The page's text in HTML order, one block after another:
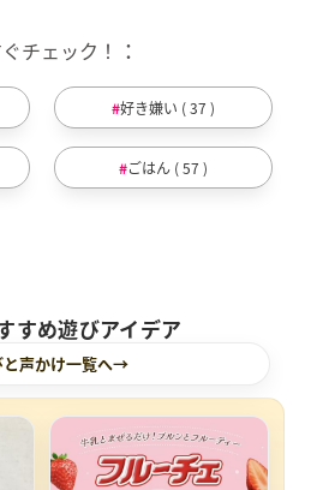
チェック！
好き嫌い ( 37 )
ごはん ( 57 )
すめ遊びアイデア
声かけ一覧へ